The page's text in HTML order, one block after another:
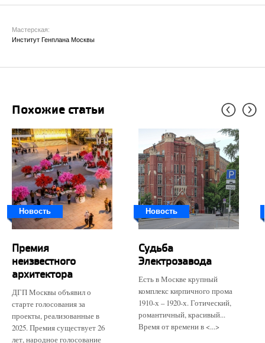
Мастерская:
Институт Генплана Москвы
Похожие статьи
Новость
Премия
неизвестного
архитектора
ДГП Москвы объявил о
старте голосования за
проекты, реализованные в
2025. Премия существует 26
лет, народное голосование
Новость
Судьба
Электрозавода
Есть в Москве крупный
комплекс кирпичного прома
1910-х – 1920-х. Готический,
романтичный, красивый...
Время от времени в <...>